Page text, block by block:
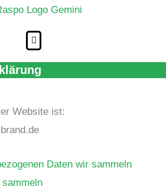
Website ist:
Daten wir sammeln